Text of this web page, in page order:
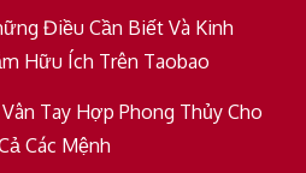
Điều Cần Biết Và Kinh
Hữu Ích Trên Taobao
Tay Hợp Phong Thủy Cho
Các Mệnh